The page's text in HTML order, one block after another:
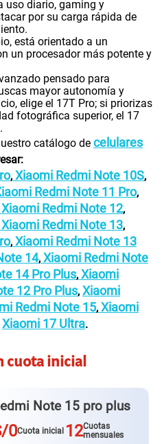
uso diario, gaming y
por su carga rápida de
está orientado a un
un procesador más potente y
pensado para
mayor autonomía y
elige el 17T Pro; si priorizas
fotográfica superior, el 17
catálogo de celulares
, Xiaomi Redmi Note 10S,
Redmi Note 11 Pro,
Xiaomi Redmi Note 12,
Xiaomi Redmi Note 13,
, Xiaomi Redmi Note 13
14, Xiaomi Redmi Note
14 Pro Plus, Xiaomi
12 Pro Plus, Xiaomi
Redmi Note 15, Xiaomi
Xiaomi 17 Ultra.
cuota inicial
Note 15 pro plus
0Cuota inicial 12Cuotas
mensuales